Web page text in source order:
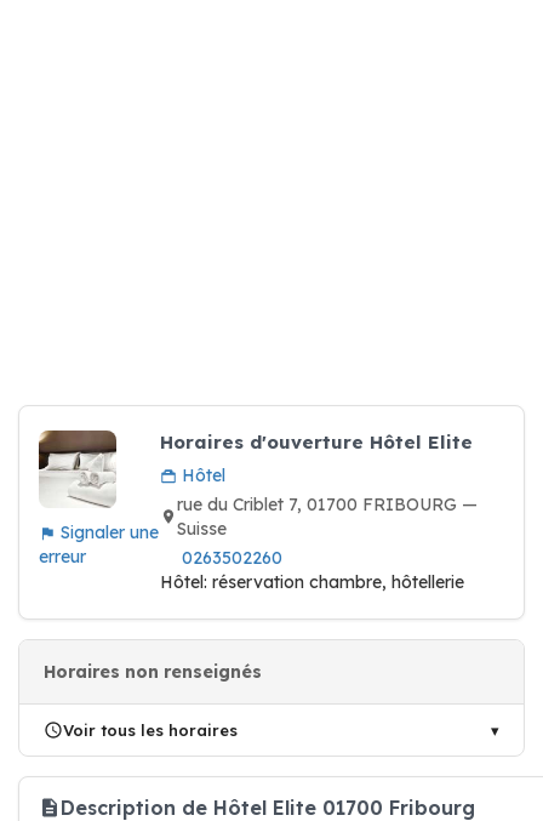
Signaler une
erreur
Horaires d'ouverture Hôtel Elite
Hôtel
rue du Criblet 7, 01700 FRIBOURG —
Suisse
0263502260
Hôtel: réservation chambre, hôtellerie
Horaires non renseignés
Voir tous les horaires
Description de Hôtel Elite 01700 Fribourg